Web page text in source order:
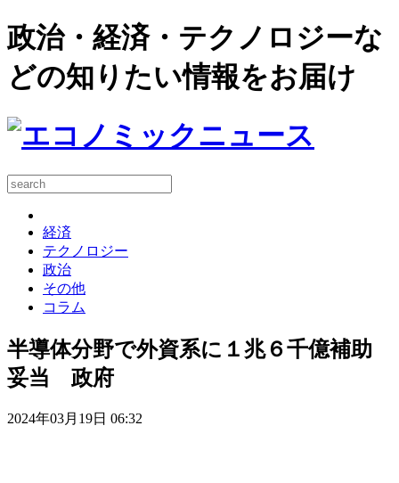
政治・経済・テクノロジーな
どの知りたい情報をお届け
経済
テクノロジー
政治
その他
コラム
半導体分野で外資系に１兆６千億補助
妥当 政府
2024年03月19日 06:32